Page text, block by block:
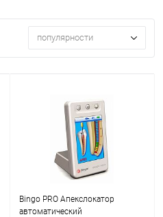
популярности
Bingo PRO Апекслокатор
автоматический